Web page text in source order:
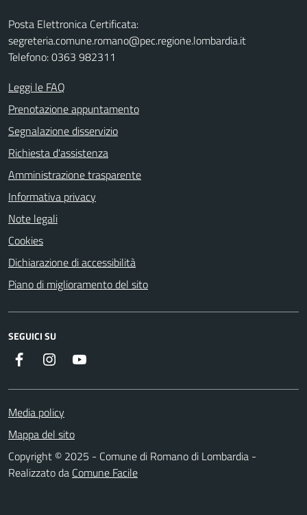
Posta Elettronica Certificata:
segreteria.comune.romano@pec.regione.lombardia.it
Telefono: 0363 982311
Leggi le FAQ
Prenotazione appuntamento
Segnalazione disservizio
Richiesta d'assistenza
Amministrazione trasparente
Informativa privacy
Note legali
Cookies
Dichiarazione di accessibilità
Piano di miglioramento del sito
SEGUICI SU
Facebook Instagram
Media policy
Mappa del sito
Copyright © 2025 - Comune di Romano di Lombardia -
Realizzato da Comune Facile